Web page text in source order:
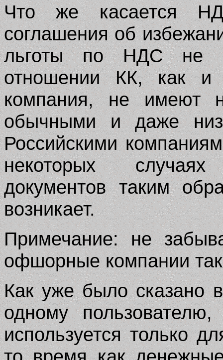
Что же касается
соглашения об
льготы по НДС не
отношении КК, как и
компания, не имеют
обычными и даже
Российскими
некоторых
документов таким
возникает.
Примечание: не
офшорные компании
Как уже было сказано
одному
используется только